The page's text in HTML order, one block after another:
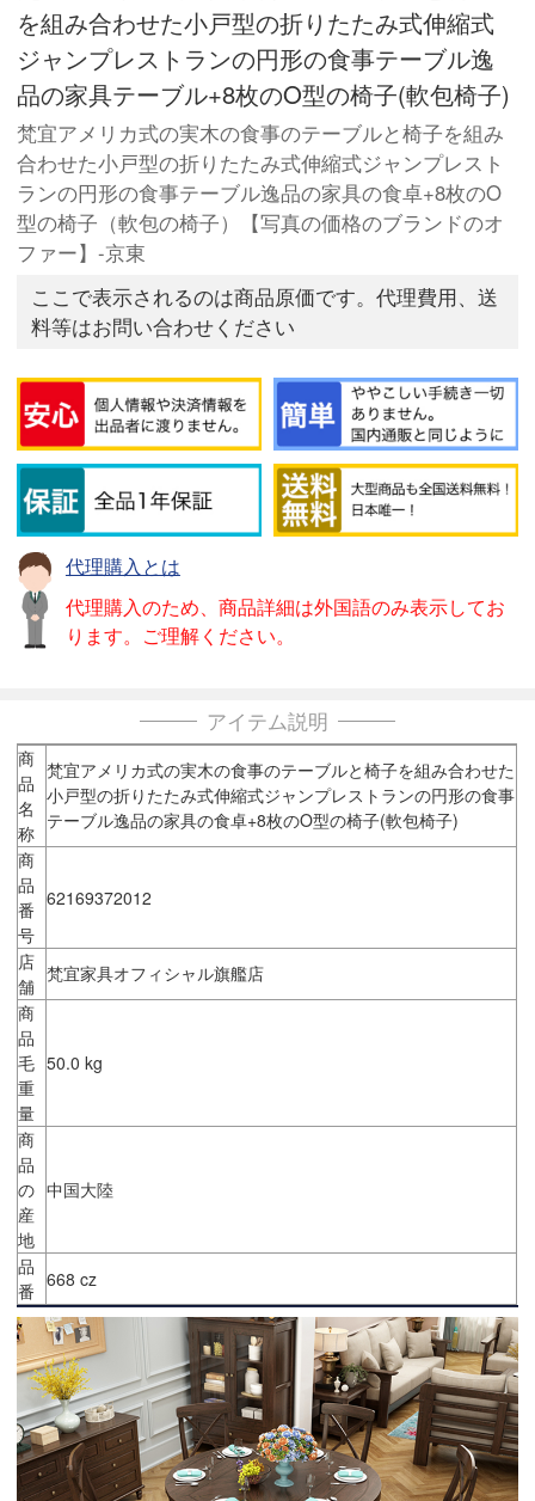
を組み合わせた小戸型の折りたたみ式伸縮式
ジャンプレストランの円形の食事テーブル逸
品の家具テーブル+8枚のO型の椅子(軟包椅子)
梵宜アメリカ式の実木の食事のテーブルと椅子を組み
合わせた小戸型の折りたたみ式伸縮式ジャンプレスト
ランの円形の食事テーブル逸品の家具の食卓+8枚のO
型の椅子（軟包の椅子）【写真の価格のブランドのオ
ファー】-京東
ここで表示されるのは商品原価です。代理費用、送
料等はお問い合わせください
代理購入とは
代理購入のため、商品詳細は外国語のみ表示してお
ります。ご理解ください。
アイテム説明
商
品
名
称
梵宜アメリカ式の実木の食事のテーブルと椅子を組み合わせた
小戸型の折りたたみ式伸縮式ジャンプレストランの円形の食事
テーブル逸品の家具の食卓+8枚のO型の椅子(軟包椅子)
商
品
番
号
62169372012
店
舗
梵宜家具オフィシャル旗艦店
商
品
毛
重
量
50.0 kg
商
品
の
産
地
中国大陸
品
番 668 cz